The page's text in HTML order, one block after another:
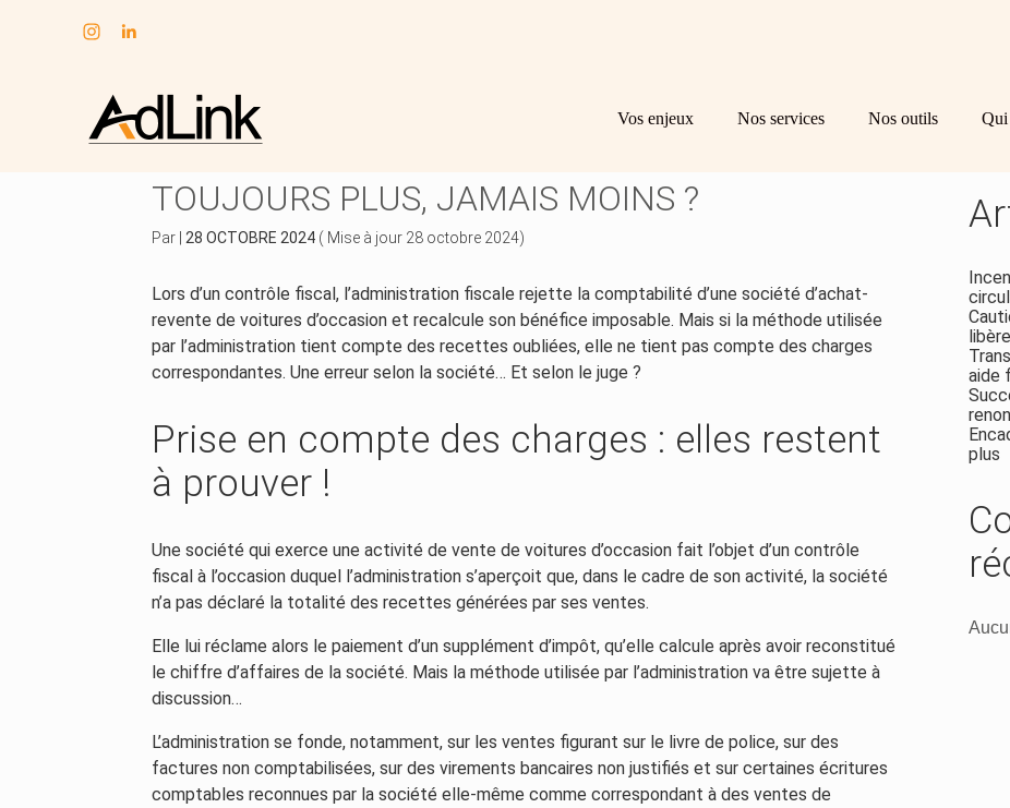
Aller
au
Vos enjeux Nos services Nos outils Qui
TOUJOURS PLUS, JAMAIS MOINS ?
Par |28 OCTOBRE 2024 ( Mise à jour 28 octobre 2024)
Lors d’un contrôle fiscal, l’administration fiscale rejette la comptabilité d’une société d’achat-
revente de voitures d’occasion et recalcule son bénéfice imposable. Mais si la méthode utilisée
par l’administration tient compte des recettes oubliées, elle ne tient pas compte des charges
correspondantes. Une erreur selon la société… Et selon le juge ?
Prise en compte des charges : elles restent
à prouver !
Une société qui exerce une activité de vente de voitures d’occasion fait l’objet d’un contrôle
fiscal à l’occasion duquel l’administration s’aperçoit que, dans le cadre de son activité, la société
n’a pas déclaré la totalité des recettes générées par ses ventes.
Elle lui réclame alors le paiement d’un supplément d’impôt, qu’elle calcule après avoir reconstitué
le chiffre d’affaires de la société. Mais la méthode utilisée par l’administration va être sujette à
discussion…
L’administration se fonde, notamment, sur les ventes figurant sur le livre de police, sur des
factures non comptabilisées, sur des virements bancaires non justifiés et sur certaines écritures
comptables reconnues par la société elle-même comme correspondant à des ventes de
Blog
aide
plus